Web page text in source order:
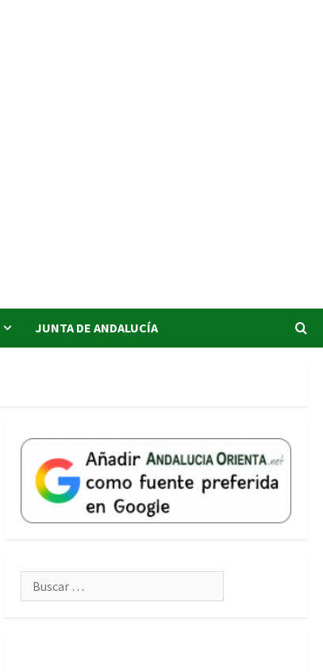
JUNTA DE ANDALUCÍA
Buscar: